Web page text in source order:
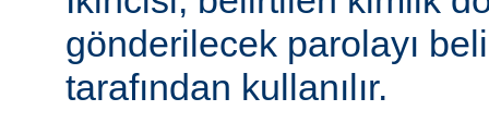
gönderilecek parolayı
tarafından kullanılır.